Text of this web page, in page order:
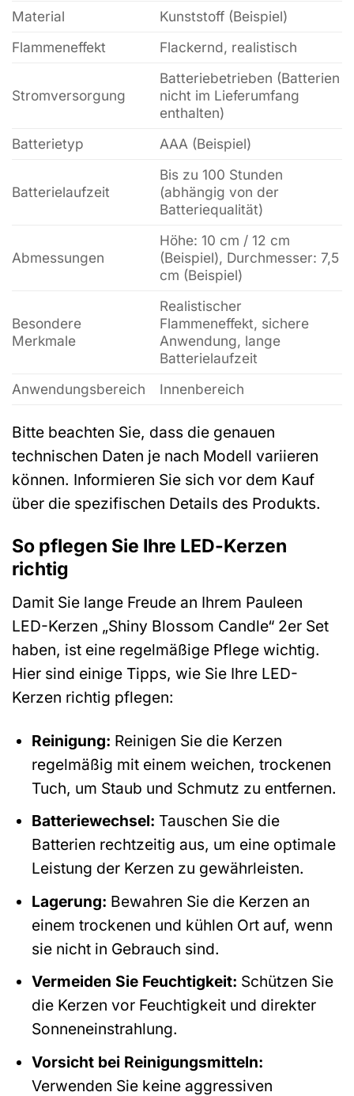
Material
Kunststoff (Beispiel)
Flammeneffekt
Flackernd, realistisch
Stromversorgung
Batteriebetrieben (Batterien
nicht im Lieferumfang
enthalten)
Batterietyp
AAA (Beispiel)
Batterielaufzeit
Bis zu 100 Stunden
(abhängig von der
Batteriequalität)
Abmessungen
Höhe: 10 cm / 12 cm
(Beispiel), Durchmesser: 7,5
cm (Beispiel)
Besondere
Merkmale
Realistischer
Flammeneffekt, sichere
Anwendung, lange
Batterielaufzeit
Anwendungsbereich
Innenbereich
Bitte beachten Sie, dass die genauen
technischen Daten je nach Modell variieren
können. Informieren Sie sich vor dem Kauf
über die spezifischen Details des Produkts.
So pflegen Sie Ihre LED-Kerzen
richtig
Damit Sie lange Freude an Ihrem Pauleen
LED-Kerzen „Shiny Blossom Candle“ 2er Set
haben, ist eine regelmäßige Pflege wichtig.
Hier sind einige Tipps, wie Sie Ihre LED-
Kerzen richtig pflegen:
Reinigung: Reinigen Sie die Kerzen
regelmäßig mit einem weichen, trockenen
Tuch, um Staub und Schmutz zu entfernen.
Batteriewechsel: Tauschen Sie die
Batterien rechtzeitig aus, um eine optimale
Leistung der Kerzen zu gewährleisten.
Lagerung: Bewahren Sie die Kerzen an
einem trockenen und kühlen Ort auf, wenn
sie nicht in Gebrauch sind.
Vermeiden Sie Feuchtigkeit: Schützen Sie
die Kerzen vor Feuchtigkeit und direkter
Sonneneinstrahlung.
Vorsicht bei Reinigungsmitteln:
Verwenden Sie keine aggressiven